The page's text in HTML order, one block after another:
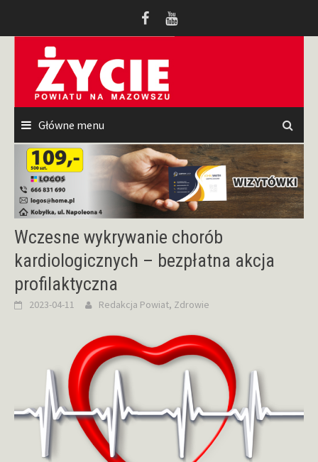
Główne menu
Wczesne wykrywanie chorób
kardiologicznych – bezpłatna akcja
profilaktyczna
2023-04-11 Redakcja Powiat, Zdrowie